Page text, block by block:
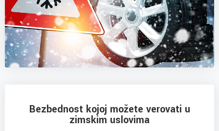
Bezbednost kojoj možete verovati u
zimskim uslovima